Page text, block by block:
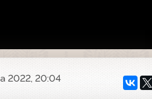
2022, 20:04